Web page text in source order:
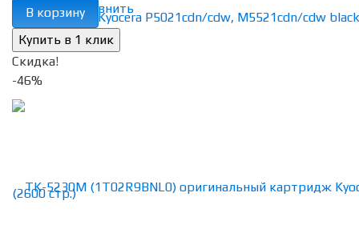
избранное сравнить
В корзину
Скидка!
-46%